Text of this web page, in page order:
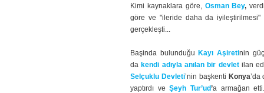
Kimi kaynaklara göre, Osman Bey,
göre ve "ileride daha da
gerçekleşti...
Başinda bulunduğu Kayı Aşiretinin
da kendi adıyla anılan bir devletilan
Selçuklu Devleti’nin başkenti Konya’da
yaptırdı veŞeyh Tur’ud’a armağan